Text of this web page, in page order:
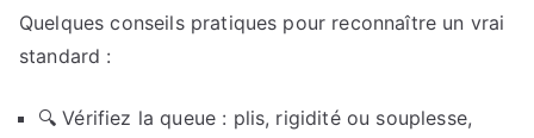
Quelques conseils pratiques pour reconnaître un vrai
standard :
🔍 Vérifiez la queue : plis, rigidité ou souplesse,